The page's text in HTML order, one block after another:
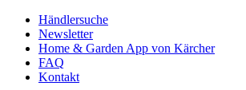
Händlersuche
Newsletter
Home & Garden App von Kärcher
FAQ
Kontakt